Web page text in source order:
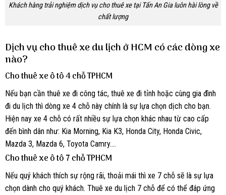
Khách hàng trải nghiệm dịch vụ cho thuê xe tại Tấn An Gia luôn hài lòng về
chất lượng
Dịch vụ cho thuê xe du lịch ở HCM có các dòng xe
nào?
Cho thuê xe ô tô 4 chỗ TPHCM
Nếu bạn cần thuê xe đi công tác, thuê xe đi tỉnh hoặc cùng gia đình
đi du lịch thì dòng xe 4 chỗ này chính là sự lựa chọn dịch cho bạn.
Hiện nay xe 4 chỗ có rất nhiều sự lựa chọn khác nhau từ cao cấp
đến bình dân như: Kia Morning, Kia K3, Honda City, Honda Civic,
Mazda 3, Mazda 6, Toyota Camry.…
Cho thuê xe ô tô 7 chỗ TPHCM
Nếu quý khách thích sự rộng rãi, thoải mái thì xe 7 chỗ sẽ là sự lựa
chọn dành cho quý khách. Thuê xe du lịch 7 chỗ để có thể đáp ứng